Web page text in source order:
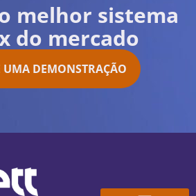
melhor sistema
do mercado
UMA DEMONSTRAÇÃO